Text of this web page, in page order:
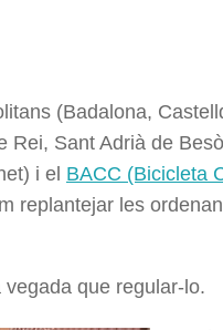
(Badalona,
Sant Adrià de
i el BACC (Bicicleta
replantejar les
vegada que regular-lo.